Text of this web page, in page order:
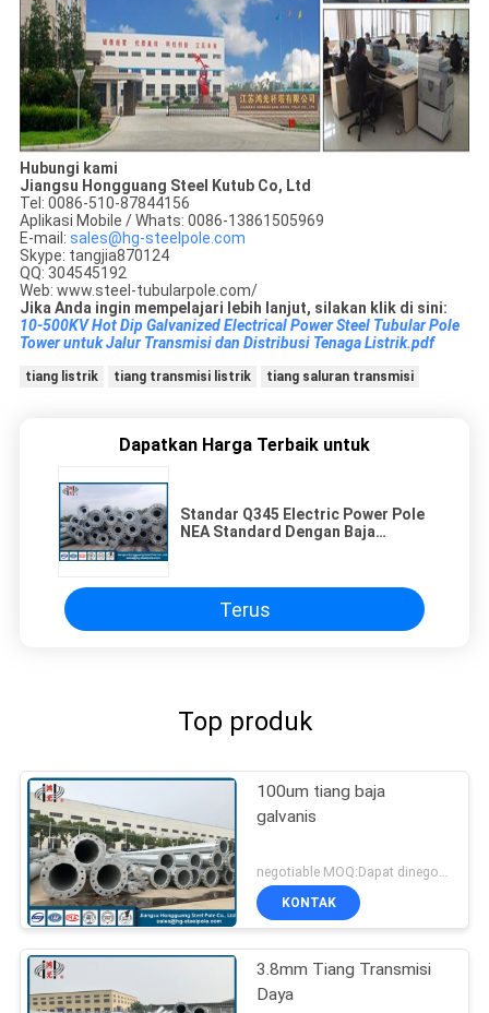
Hubungi kami
Jiangsu Hongguang Steel Kutub Co, Ltd
Tel: 0086-510-87844156
Aplikasi Mobile / Whats: 0086-13861505969
E-mail: sales@hg-steelpole.com
Skype: tangjia870124
QQ: 304545192
Web: www.steel-tubularpole.com/
Jika Anda ingin mempelajari lebih lanjut, silakan klik di sini:
10-500KV Hot Dip Galvanized Electrical Power Steel Tubular Pole
Tower untuk Jalur Transmisi dan Distribusi Tenaga Listrik.pdf
tiang listrik tiang transmisi listrik tiang saluran transmisi
Dapatkan Harga Terbaik untuk
Standar Q345 Electric Power Pole
NEA Standard Dengan Baja
Terus
Top produk
100um tiang baja
galvanis
negotiable MOQ:Dapat dinegosiasikan
KONTAK
3.8mm Tiang Transmisi
Daya